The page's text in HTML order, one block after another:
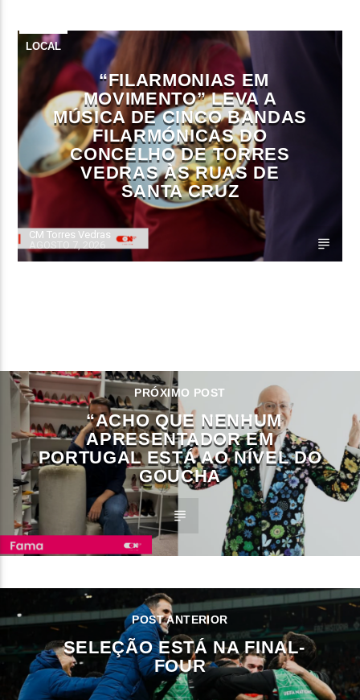
LOCAL
“FILARMONIAS EM
MOVIMENTO” LEVA A
MÚSICA DE CINCO BANDAS
FILARMÓNICAS DO
CONCELHO DE TORRES
VEDRAS ÀS RUAS DE
SANTA CRUZ
CM Torres Vedras
PRÓXIMO POST
“ACHO QUE NENHUM
APRESENTADOR EM
PORTUGAL ESTÁ AO NÍVEL DO
GOUCHA
POST ANTERIOR
SELEÇÃO ESTÁ NA FINAL-
FOUR